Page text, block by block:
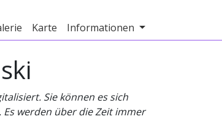
Karte Informationen
Sie können es sich
werden über die Zeit immer